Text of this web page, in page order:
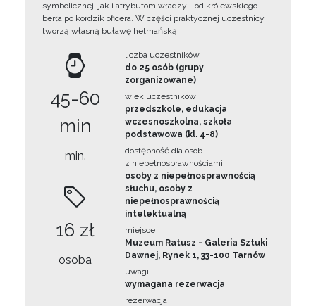
symbolicznej, jak i atrybutom władzy - od królewskiego
berła po kordzik oficera. W części praktycznej uczestnicy
tworzą własną buławę hetmańską.
45-60
min
min.
16 zł
osoba
liczba uczestników
do 25 osób (grupy
zorganizowane)
wiek uczestników
przedszkole, edukacja
wczesnoszkolna, szkoła
podstawowa (kl. 4-8)
dostępność dla osób
z niepełnosprawnościami
osoby z niepełnosprawnością
słuchu, osoby z
niepełnosprawnością
intelektualną
miejsce
Muzeum Ratusz - Galeria Sztuki
Dawnej, Rynek 1, 33-100 Tarnów
uwagi
wymagana rezerwacja
rezerwacja